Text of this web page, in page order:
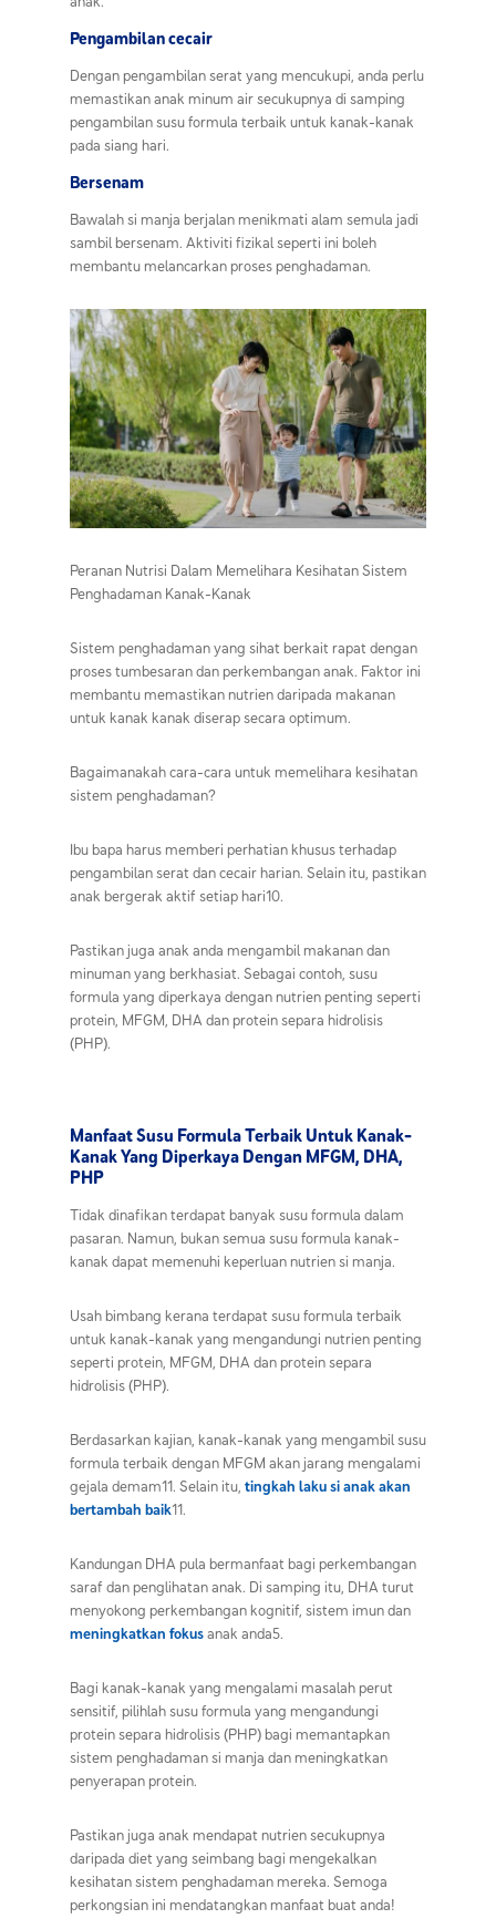
Pengambilan cecair
Dengan pengambilan serat yang mencukupi, anda perlu
memastikan anak minum air secukupnya di samping
pengambilan susu formula terbaik untuk kanak-kanak
pada siang hari.
Bersenam
Bawalah si manja berjalan menikmati alam semula jadi
sambil bersenam. Aktiviti fizikal seperti ini boleh
membantu melancarkan proses penghadaman.
Peranan Nutrisi Dalam Memelihara Kesihatan Sistem
Penghadaman Kanak-Kanak
Sistem penghadaman yang sihat berkait rapat dengan
proses tumbesaran dan perkembangan anak. Faktor ini
membantu memastikan nutrien daripada makanan
untuk kanak kanak diserap secara optimum.
Bagaimanakah cara-cara untuk memelihara kesihatan
sistem penghadaman?
Ibu bapa harus memberi perhatian khusus terhadap
pengambilan serat dan cecair harian. Selain itu, pastikan
anak bergerak aktif setiap hari10.
Pastikan juga anak anda mengambil makanan dan
minuman yang berkhasiat. Sebagai contoh, susu
formula yang diperkaya dengan nutrien penting seperti
protein, MFGM, DHA dan protein separa hidrolisis
(PHP).
Manfaat Susu Formula Terbaik Untuk Kanak-
Kanak Yang Diperkaya Dengan MFGM, DHA,
PHP
Tidak dinafikan terdapat banyak susu formula dalam
pasaran. Namun, bukan semua susu formula kanak-
kanak dapat memenuhi keperluan nutrien si manja.
Usah bimbang kerana terdapat susu formula terbaik
untuk kanak-kanak yang mengandungi nutrien penting
seperti protein, MFGM, DHA dan protein separa
hidrolisis (PHP).
Berdasarkan kajian, kanak-kanak yang mengambil susu
formula terbaik dengan MFGM akan jarang mengalami
gejala demam11. Selain itu, tingkah laku si anak akan
bertambah baik11.
Kandungan DHA pula bermanfaat bagi perkembangan
saraf dan penglihatan anak. Di samping itu, DHA turut
menyokong perkembangan kognitif, sistem imun dan
meningkatkan fokusanak anda5.
Bagi kanak-kanak yang mengalami masalah perut
sensitif, pilihlah susu formula yang mengandungi
protein separa hidrolisis (PHP) bagi memantapkan
sistem penghadaman si manja dan meningkatkan
penyerapan protein.
Pastikan juga anak mendapat nutrien secukupnya
daripada diet yang seimbang bagi mengekalkan
kesihatan sistem penghadaman mereka. Semoga
perkongsian ini mendatangkan manfaat buat anda!